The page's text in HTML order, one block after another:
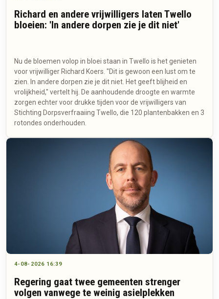
Richard en andere vrijwilligers laten Twello
bloeien: 'In andere dorpen zie je dit niet'
Nu de bloemen volop in bloei staan in Twello is het genieten
voor vrijwilliger Richard Koers. "Dit is gewoon een lust om te
zien. In andere dorpen zie je dit niet. Het geeft blijheid en
vrolijkheid," vertelt hij. De aanhoudende droogte en warmte
zorgen echter voor drukke tijden voor de vrijwilligers van
Stichting Dorpsverfraaiing Twello, die 120 plantenbakken en 3
rotondes onderhouden.
4-08-2026 16:39
Regering gaat twee gemeenten strenger
volgen vanwege te weinig asielplekken